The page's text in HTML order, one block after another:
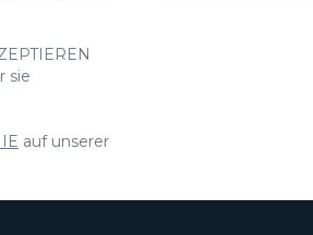
Erlebnisse
sie
auf unserer